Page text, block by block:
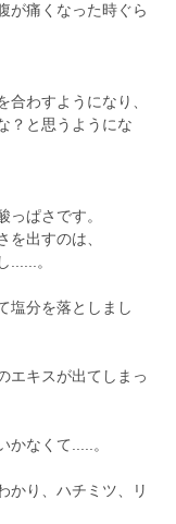
が痛くなった時ぐら
わすようになり、
？と思うようにな
っぱさです。
出すのは、
......。
塩分を落としまし
エキスが出てしまっ
かなくて.....。
かり、ハチミツ、リ